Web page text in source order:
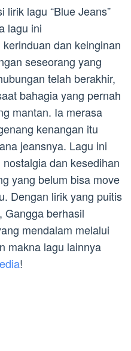
lirik lagu “Blue Jeans”
lagu ini
dan keinginan
seseorang yang
telah berakhir,
bahagia yang pernah
mantan. Ia merasa
kenangan itu
jeansnya. Lagu ini
dan kesedihan
yang belum bisa move
Dengan lirik yang puitis
Gangga berhasil
mendalam melalui
makna lagu lainnya
!